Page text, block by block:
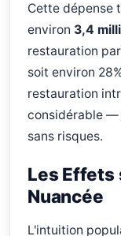
Cette dépense
environ 3,4
restauration
soit environ
restauration
considérable —
sans risques.
Les Effets
Nuancée
L'intuition